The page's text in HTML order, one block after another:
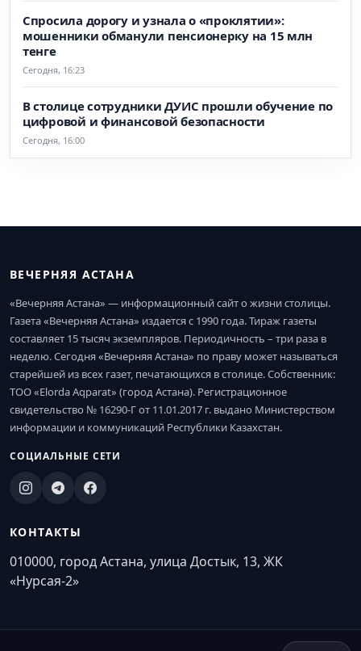
Спросила дорогу и узнала о «проклятии»:
мошенники обманули пенсионерку на 15 млн
тенге
Сегодня, 16:23
В столице сотрудники ДУИС прошли обучение по
цифровой и финансовой безопасности
Сегодня, 16:00
ВЕЧЕРНЯЯ АСТАНА
«Вечерняя Астана» — информационный сайт о жизни столицы.
Газета «Вечерняя Астана» издается с 1990 года. Тираж газеты
составляет 15 тысяч экземпляров. Периодичность – три раза в
неделю. Сегодня «Вечерняя Астана» по праву может называться
старейшей из всех газет, печатающихся в столице. Собственник:
ТОО «Elorda Aqparat» (город Астана). Регистрационное
свидетельство № 16290-Г от 11.01.2017 г. выдано Министерством
информации и коммуникаций Республики Казахстан.
СОЦИАЛЬНЫЕ СЕТИ
КОНТАКТЫ
010000, город Астана, улица Достык, 13, ЖК
«Нурсая-2»